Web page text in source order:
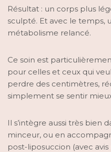
Résultat : un corps plus
sculpté. Et avec le temps,
métabolisme relancé.
Ce soin est
pour celles et ceux qui
perdre des centimètres,
simplement se sentir
Il s’intègre aussi très bien
minceur, ou en
post-liposuccion (avec avis